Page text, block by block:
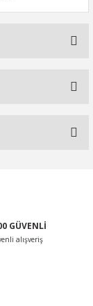
GÜVENLİ
alışveriş